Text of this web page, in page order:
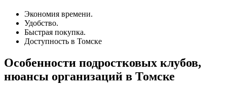
Экономия времени.
Удобство.
Быстрая покупка.
Доступность в Томске
Особенности подростковых клубов,
нюансы организаций в Томске